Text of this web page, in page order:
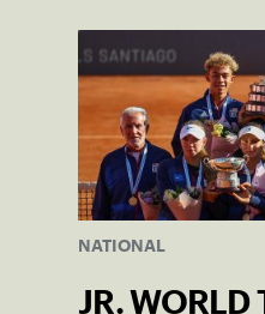
NATIONAL
JR. WORLD